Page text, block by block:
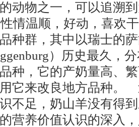
动物之一，可以追溯
情温顺，好动，喜欢
种群，其中以瑞士的
）历史最久，
种，它的产奶量高、
它来改良地方品种。
不足，奶山羊没有得
营养价值认识的深入